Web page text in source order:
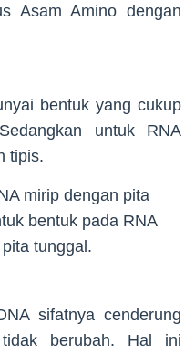
Asam Amino dengan
bentuk yang cukup
untuk RNA
tipis.
mirip dengan pita
bentuk pada RNA
tunggal.
sifatnya cenderung
berubah. Hal ini